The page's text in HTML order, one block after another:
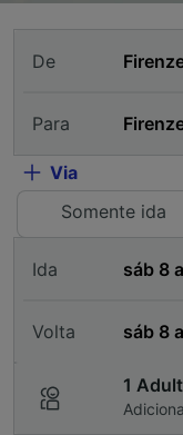
De
Para
Via
Somente ida
Ida
Volta
1